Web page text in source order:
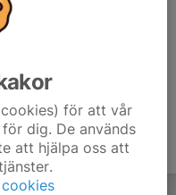
pulka (springa upp -
blir även
för att vår
dig. De används
att hjälpa oss att